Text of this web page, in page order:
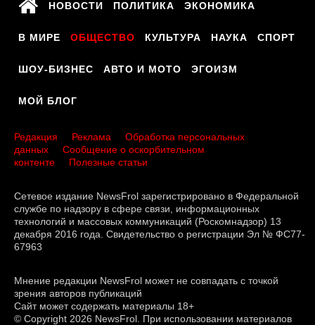
НОВОСТИ ПОЛИТИКА ЭКОНОМИКА
В МИРЕ ОБЩЕСТВО КУЛЬТУРА НАУКА СПОРТ
ШОУ-БИЗНЕС АВТО И МОТО ЭГОИЗМ
МОЙ БЛОГ
Редакция Реклама
Обработка персональных
данных
Сообщение о оскорбительном
контенте
Полезные статьи
Сетевое издание NewsFrol зарегистрировано в Федеральной
службе по надзору в сфере связи, информационных
технологий и массовых коммуникаций (Роскомнадзор) 13
декабря 2016 года. Свидетельство о регистрации Эл № ФС77-
67963
Мнение редакции NewsFrol может не совпадать с точкой
зрения авторов публикаций
Сайт может содержать материалы 18+
© Copyright 2026 NewsFrol. При использовании материалов